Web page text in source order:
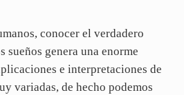
conocer el verdadero
sueños genera una enorme
e interpretaciones de
variadas, de hecho podemos